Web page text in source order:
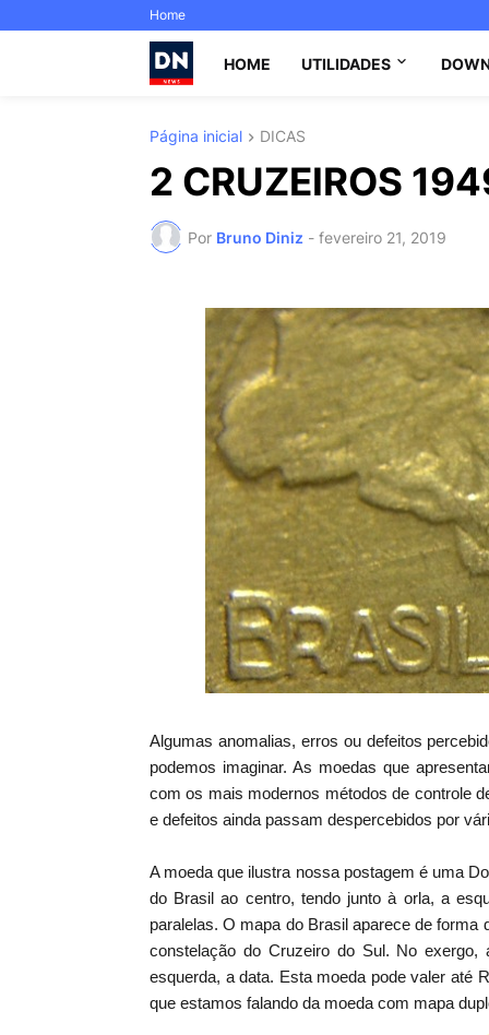
Home
HOME UTILIDADES
Página inicial DICAS
2 CRUZEIROS
Por Bruno Diniz - fevereiro 21, 2019
Algumas anomalias, erros ou defeitos
podemos imaginar. As moedas que
com os mais modernos métodos de controle
e defeitos ainda passam despercebidos por
A moeda que ilustra nossa postagem é uma
do Brasil ao centro, tendo junto à orla, a
paralelas. O mapa do Brasil aparece de
constelação do Cruzeiro do Sul. No
esquerda, a data. Esta moeda pode valer até
que estamos falando da moeda com mapa